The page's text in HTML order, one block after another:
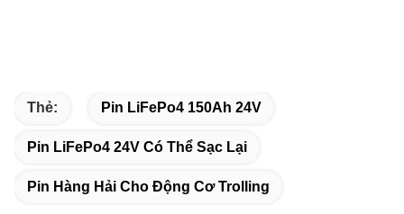
Thẻ: Pin LiFePo4 150Ah 24V
Pin LiFePo4 24V Có Thể Sạc Lại
Pin Hàng Hải Cho Động Cơ Trolling